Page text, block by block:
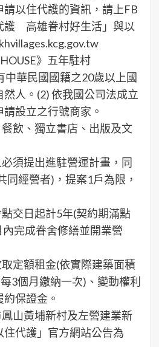
以住代護的資訊，請上FB
護 高雄眷村好生活」與以
》五年駐村
中華民國國籍之20歲以上國
人。(2) 依我國公司法成立
設立之行號商家。
飲、獨立書店、出版及文
須提出進駐營運計畫，同
同經營者)，提案1戶為限，
交日起計5年(契約期滿點
完成眷舍修繕並開業營
定額租金(依實際建築面積
3個月繳納一次)、變動權利
保證金。
山黃埔新村及左營建業新
代護」官方網站公告為